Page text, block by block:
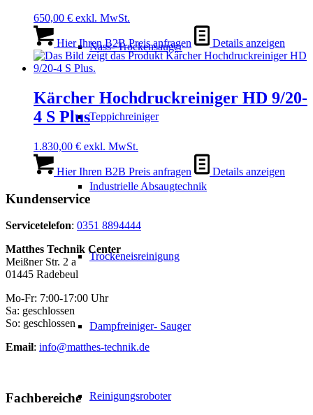
Nass- Trockensauger
Teppichreiniger
Industrielle Absaugtechnik
Trockeneisreinigung
Dampfreiniger- Sauger
Reinigungsroboter
650,00 € exkl. MwSt.
Hier Ihren B2B Preis anfragen Details anzeigen
Kärcher Hochdruckreiniger HD 9/20-
4 S Plus
1.830,00 € exkl. MwSt.
Hier Ihren B2B Preis anfragen Details anzeigen
Kundenservice
Servicetelefon: 0351 8894444
Matthes Technik Center
Meißner Str. 2 a
01445 Radebeul
Mo-Fr: 7:00-17:00 Uhr
Sa: geschlossen
So: geschlossen
Email: info@matthes-technik.de
Fachbereiche